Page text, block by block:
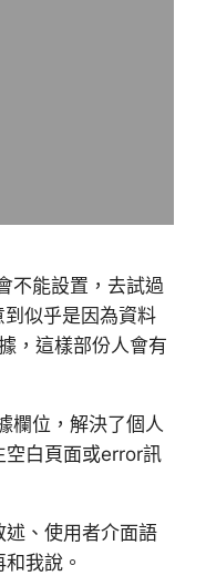
不能設置，去試過
似乎是因為資料
，這樣部份人會有
欄位，解決了個人
空白頁面或error訊
、使用者介面語
我說。